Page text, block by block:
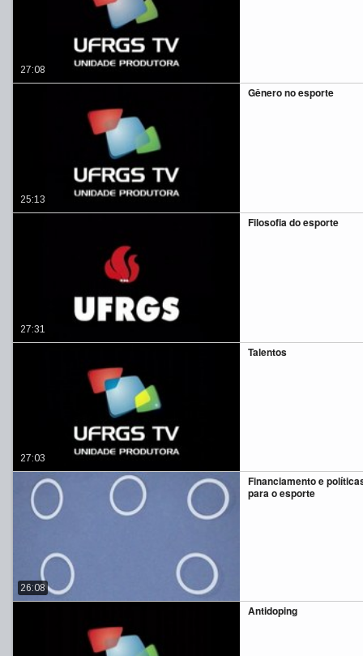
27:08
Gênero no esporte
25:13
Filosofia do esporte
27:31
Talentos
27:03
Financiamento e
para o esporte
26:08
Antidoping